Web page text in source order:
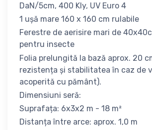
DaN/5cm, 400 Kly, UV Euro 4
1 ușă mare 160 x 160 cm rulabile
Ferestre de aerisire mari de
pentru insecte
Folia prelungită la bază aprox. 20
rezistența și stabilitatea în caz de
acoperită cu pământ).
Dimensiuni seră:
Suprafața: 6x3x2 m - 18 m²
Distanța între arce: aprox. 1,0 m